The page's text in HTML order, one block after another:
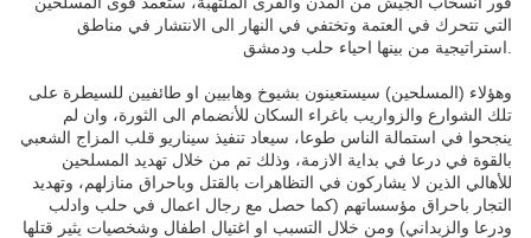
التي تتحرك في العتمة وتختفي في النهار الى الانتشار في مناطق
استراتيجية من بينها احياء حلب ودمشق
وهؤلاء (المسلحين) سيستعينون بشيوخ وهابيين او طائفيين للسيطرة على
تلك الشوارع والزواريب باغراء السكان للأنضمام الى الثورة، وان لم
ينجحوا في استمالة الناس طوعا، سيعاد تنفيذ سيناريو قلب المزاج الشعبي
بالقوة في درعا في بداية الازمة، وذلك تم من خلال تهديد المسلحين
للأهالي الذين لا يشاركون في التظاهرات بالقتل وباحراق منازلهم، وتهديد
التجار باحراق مؤسساتهم (كما حصل مع رجال اعمال في حلب وادلب
ودرعا والزبداني) ومن خلال التسبب او اغتيال اطفال وشخصيات يثير قتلها